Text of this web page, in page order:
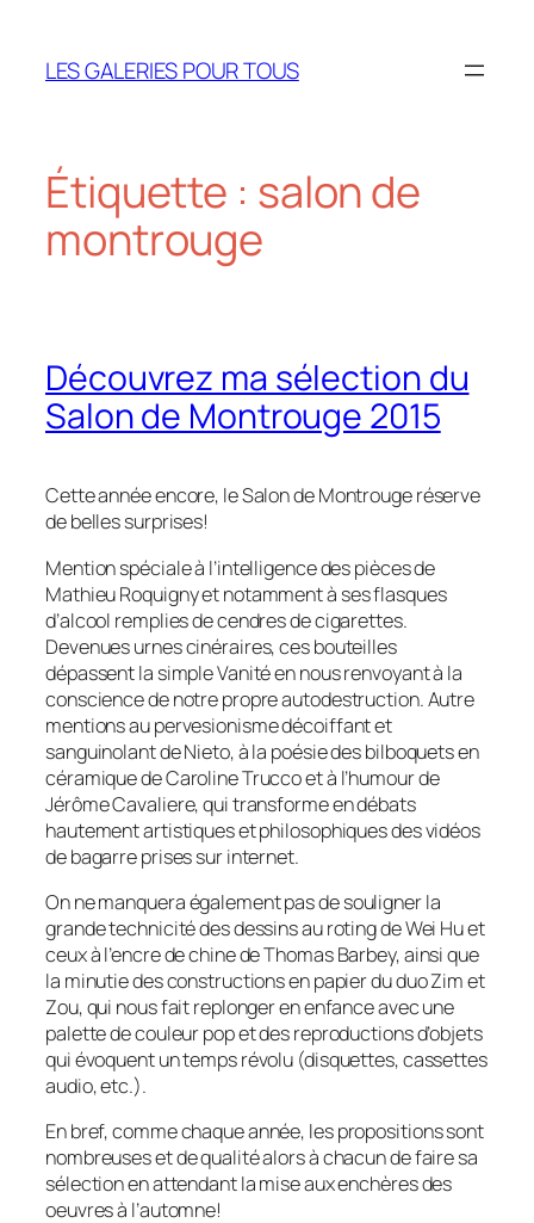
contenu
LES GALERIES POUR TOUS
Étiquette : salon de
montrouge
Découvrez ma sélection du
Salon de Montrouge 2015
Cette année encore, le Salon de Montrouge réserve
de belles surprises!
Mention spéciale à l’intelligence des pièces de
Mathieu Roquigny et notamment à ses flasques
d’alcool remplies de cendres de cigarettes.
Devenues urnes cinéraires, ces bouteilles
dépassent la simple Vanité en nous renvoyant à la
conscience de notre propre autodestruction. Autre
mentions au pervesionisme décoiffant et
sanguinolant de Nieto, à la poésie des bilboquets en
céramique de Caroline Trucco et à l’humour de
Jérôme Cavaliere, qui transforme en débats
hautement artistiques et philosophiques des vidéos
de bagarre prises sur internet.
On ne manquera également pas de souligner la
grande technicité des dessins au roting de Wei Hu et
ceux à l’encre de chine de Thomas Barbey, ainsi que
la minutie des constructions en papier du duo Zim et
Zou, qui nous fait replonger en enfance avec une
palette de couleur pop et des reproductions d’objets
qui évoquent un temps révolu (disquettes, cassettes
audio, etc.).
En bref, comme chaque année, les propositions sont
nombreuses et de qualité alors à chacun de faire sa
sélection en attendant la mise aux enchères des
oeuvres à l’automne!